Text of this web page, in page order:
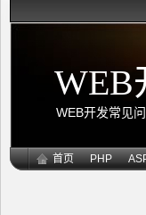
WEB
WEB开发常见
首页 PHP